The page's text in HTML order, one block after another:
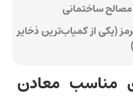
ساختمانی
(یکی از کمیاب‌ترین ذخایر
مناسب معادن